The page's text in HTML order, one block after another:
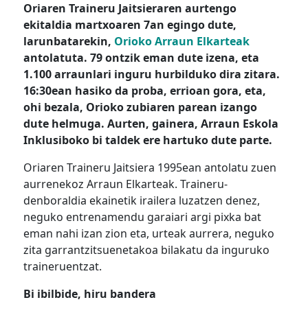
Oriaren Traineru Jaitsieraren aurtengo
ekitaldia martxoaren 7an egingo dute,
larunbatarekin, Orioko Arraun Elkarteak
antolatuta. 79 ontzik eman dute izena, eta
1.100 arraunlari inguru hurbilduko dira zitara.
16:30ean hasiko da proba, errioan gora, eta,
ohi bezala, Orioko zubiaren parean izango
dute helmuga. Aurten, gainera, Arraun Eskola
Inklusiboko bi taldek ere hartuko dute parte.
Oriaren Traineru Jaitsiera 1995ean antolatu zuen
aurrenekoz Arraun Elkarteak. Traineru-
denboraldia ekainetik irailera luzatzen denez,
neguko entrenamendu garaiari argi pixka bat
eman nahi izan zion eta, urteak aurrera, neguko
zita garrantzitsuenetakoa bilakatu da inguruko
traineruentzat.
Bi ibilbide, hiru bandera